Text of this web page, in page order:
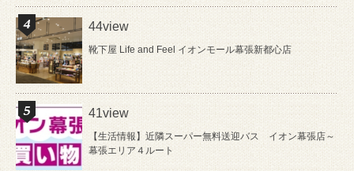
44view
靴下屋 Life and Feel イオンモール幕張新都心店
41view
【生活情報】近隣スーパー無料送迎バス イオン幕張店～
幕張エリア４ルート